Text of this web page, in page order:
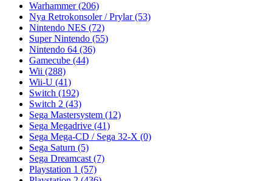
Warhammer(206)
Nya Retrokonsoler / Prylar(53)
Nintendo NES (72)
Super Nintendo (55)
Nintendo 64 (36)
Gamecube (44)
Wii (288)
Wii-U (41)
Switch (192)
Switch 2 (43)
Sega Mastersystem (12)
Sega Megadrive (41)
Sega Mega-CD / Sega 32-X (0)
Sega Saturn (5)
Sega Dreamcast (7)
Playstation 1 (57)